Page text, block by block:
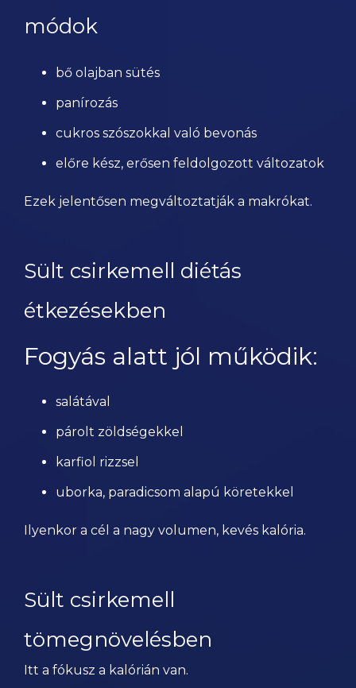
módok
bő olajban sütés
panírozás
cukros szószokkal való bevonás
előre kész, erősen feldolgozott változatok
Ezek jelentősen megváltoztatják a makrókat.
Sült csirkemell diétás
étkezésekben
Fogyás alatt jól működik:
salátával
párolt zöldségekkel
karfiol rizzsel
uborka, paradicsom alapú köretekkel
Ilyenkor a cél a nagy volumen, kevés kalória.
Sült csirkemell
tömegnövelésben
Itt a fókusz a kalórián van.